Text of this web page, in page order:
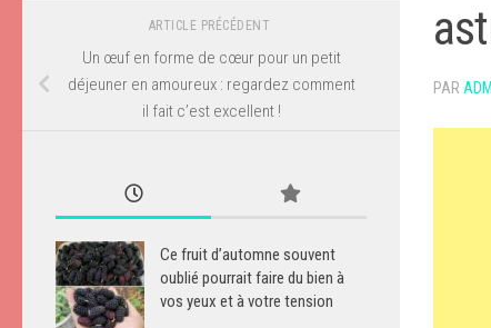
PAR
ARTICLE PRÉCÉDENT
Un œuf en forme de cœur pour un petit
déjeuner en amoureux : regardez comment
il fait c’est excellent !
Ce fruit d’automne souvent
oublié pourrait faire du bien à
vos yeux et à votre tension